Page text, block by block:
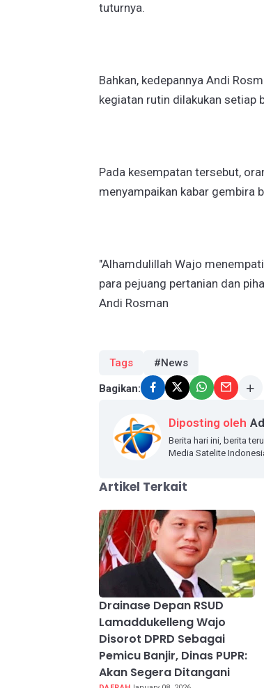
tuturnya.
Bahkan, kedepannya Andi
kegiatan rutin dilakukan setiap
Pada kesempatan tersebut,
menyampaikan kabar gembira
"Alhamdulillah Wajo
para pejuang pertanian dan
Andi Rosman
Tags #News
Bagikan:
Diposting oleh
Berita hari ini, berita
Media Satelite
Artikel Terkait
Drainase Depan RSUD
Lamaddukelleng Wajo
Disorot DPRD Sebagai
Pemicu Banjir, Dinas PUPR:
Akan Segera Ditangani